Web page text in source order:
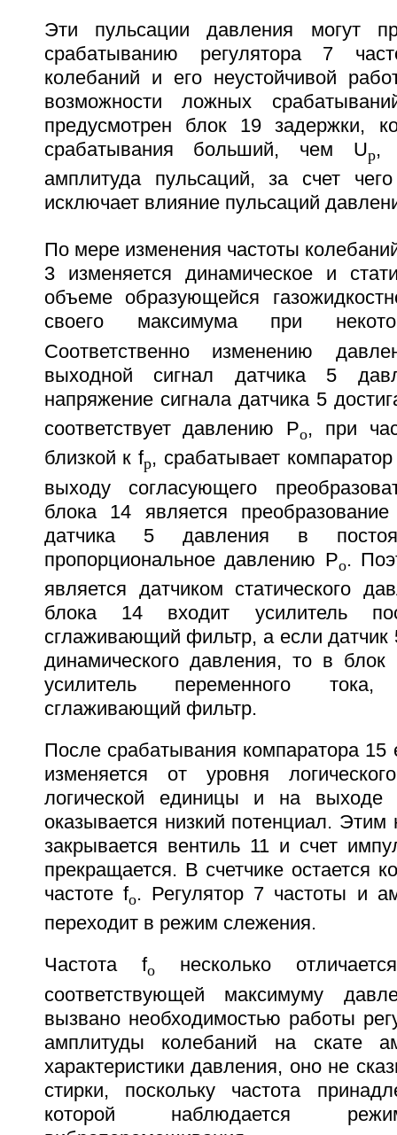
Эти пульсации давления могут
срабатыванию регулятора 7
колебаний и его неустойчивой
возможности ложных
предусмотрен блок 19 задержки,
срабатывания больший, чем Uр,
амплитуда пульсаций, за счет
исключает влияние пульсаций
По мере изменения частоты
3 изменяется динамическое и
объеме образующейся
своего максимума при
Соответственно изменению
выходной сигнал датчика 5
напряжение сигнала датчика 5
соответствует давлению Ро, при
близкой к fp, срабатывает
выходу согласующего
блока 14 является
датчика 5 давления в
пропорциональное давлению Ро.
является датчиком статического
блока 14 входит усилитель
сглаживающий фильтр, а если датчик
динамического давления, то в
усилитель переменного
сглаживающий фильтр.
После срабатывания компаратора 15
изменяется от уровня
логической единицы и на
оказывается низкий потенциал.
закрывается вентиль 11 и счет
прекращается. В счетчике остается
частоте fo. Регулятор 7 частоты и
переходит в режим слежения.
Частота foнесколько
соответствующей максимуму
вызвано необходимостью работы
амплитуды колебаний на скате
характеристики давления, оно не
стирки, поскольку частота
которой наблюдается